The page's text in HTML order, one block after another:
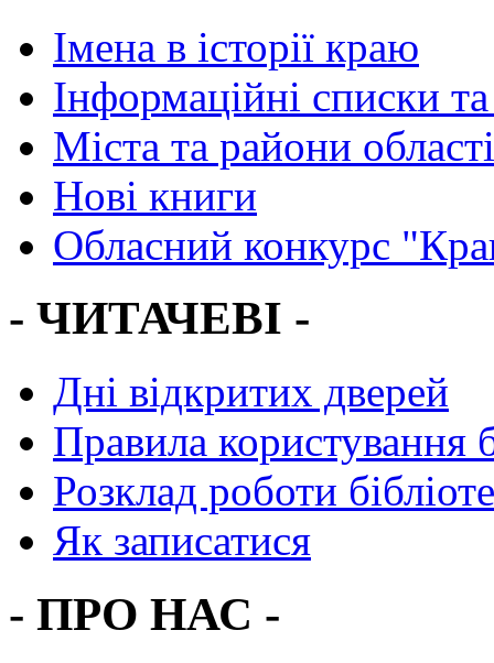
Імена в історії краю
Інформаційні списки
Міста та райони області
Нові книги
Обласний конкурс
- ЧИТАЧЕВІ -
Дні відкритих дверей
Правила користування
Розклад роботи
Як записатися
- ПРО НАС -